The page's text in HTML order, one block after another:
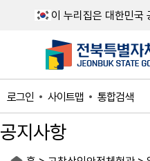
이 누리집은 대한민국
로그인 사이트맵 통합검색
공지사항